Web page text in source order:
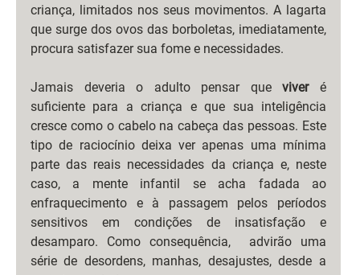
criança, limitados nos seus movimentos. A lagarta
que surge dos ovos das borboletas, imediatamente,
procura satisfazer sua fome e necessidades.
Jamais deveria o adulto pensar que viver é
suficiente para a criança e que sua inteligência
cresce como o cabelo na cabeça das pessoas. Este
tipo de raciocínio deixa ver apenas uma mínima
parte das reais necessidades da criança e, neste
caso, a mente infantil se acha fadada ao
enfraquecimento e à passagem pelos períodos
sensitivos em condições de insatisfação e
desamparo. Como consequência,  advirão uma
série de desordens, manhas, desajustes, desde a